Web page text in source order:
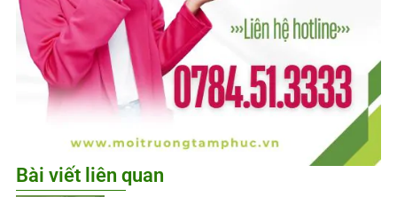
Bài viết liên quan